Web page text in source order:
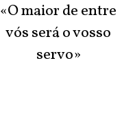
«O maior de entre
vós será o vosso
servo»